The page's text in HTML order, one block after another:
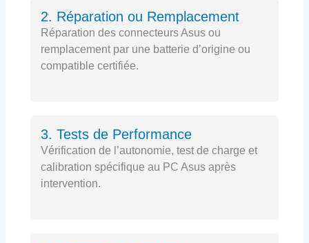
2. Réparation ou Remplacement
Réparation des connecteurs Asus ou
remplacement par une batterie d’origine ou
compatible certifiée.
3. Tests de Performance
Vérification de l’autonomie, test de charge et
calibration spécifique au PC Asus après
intervention.